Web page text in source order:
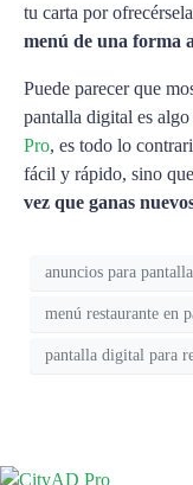
tu carta por
menú de una forma
Puede parecer que
pantalla digital es
Pro, es todo lo
fácil y rápido, sino
vez que ganas
anuncios para
menú restaurante en
pantalla digital para